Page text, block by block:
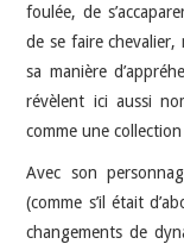
foulée, de
de se faire
sa manière
révèlent ici aussi
comme une
Avec son
(comme s’il était
changements de